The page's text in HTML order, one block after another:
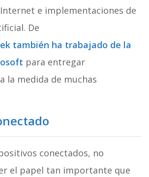
e implementaciones de
De
también ha trabajado de la
para entregar
la medida de muchas
conectados, no
el papel tan importante que